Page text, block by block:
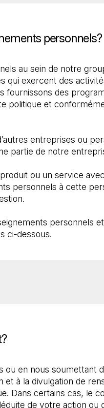
personnels?
au sein de notre
qui exercent des
fournissons des
politique et
entreprises ou
partie de notre
ou un service
personnels à cette
personnels
ci-dessous.
ou en nous soumettant
et à la divulgation de
Dans certains cas, le
de votre action ou